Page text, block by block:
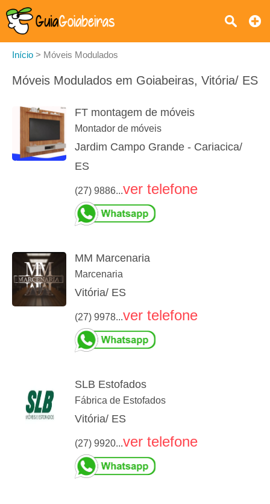
Início > Móveis Modulados
Móveis Modulados em Goiabeiras, Vitória/ ES
FT montagem de móveis
Montador de móveis
Jardim Campo Grande - Cariacica/
ES
(27) 9886...ver telefone
MM Marcenaria
Marcenaria
Vitória/ ES
(27) 9978...ver telefone
SLB Estofados
Fábrica de Estofados
Vitória/ ES
(27) 9920...ver telefone